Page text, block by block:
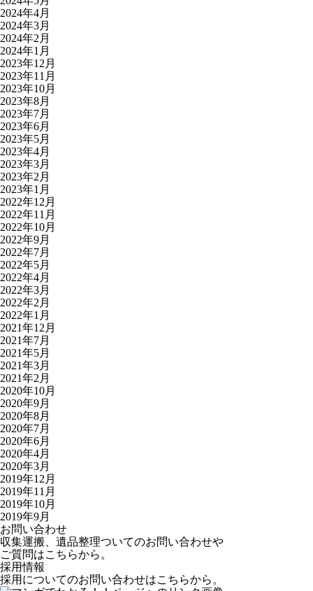
2024年4月
2024年3月
2024年2月
2024年1月
2023年12月
2023年11月
2023年10月
2023年8月
2023年7月
2023年6月
2023年5月
2023年4月
2023年3月
2023年2月
2023年1月
2022年12月
2022年11月
2022年10月
2022年9月
2022年7月
2022年5月
2022年4月
2022年3月
2022年2月
2022年1月
2021年12月
2021年7月
2021年5月
2021年3月
2021年2月
2020年10月
2020年9月
2020年8月
2020年7月
2020年6月
2020年4月
2020年3月
2019年12月
2019年11月
2019年10月
2019年9月
お問い合わせ
収集運搬、遺品整理ついてのお問い合わせや
ご質問はこちらから。
採用情報
採用についてのお問い合わせはこちらから。